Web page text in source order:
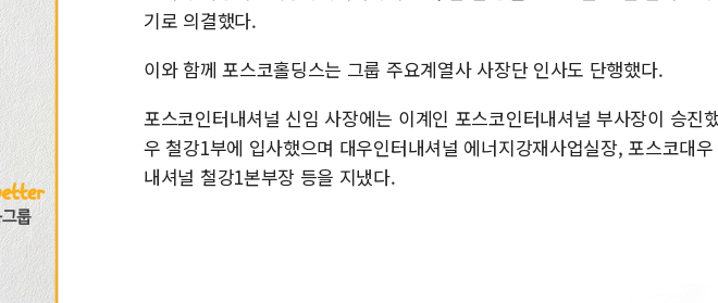
기로 의결했다.
이와 함께 포스코홀딩스는 그룹 주요계열사 사장단 인사도 단행했다.
포스코인터내셔널 신임 사장에는 이계인 포스코인터내셔널 부사장이 승진
우 철강1부에 입사했으며 대우인터내셔널 에너지강재사업실장, 포스코대
내셔널 철강1본부장 등을 지냈다.